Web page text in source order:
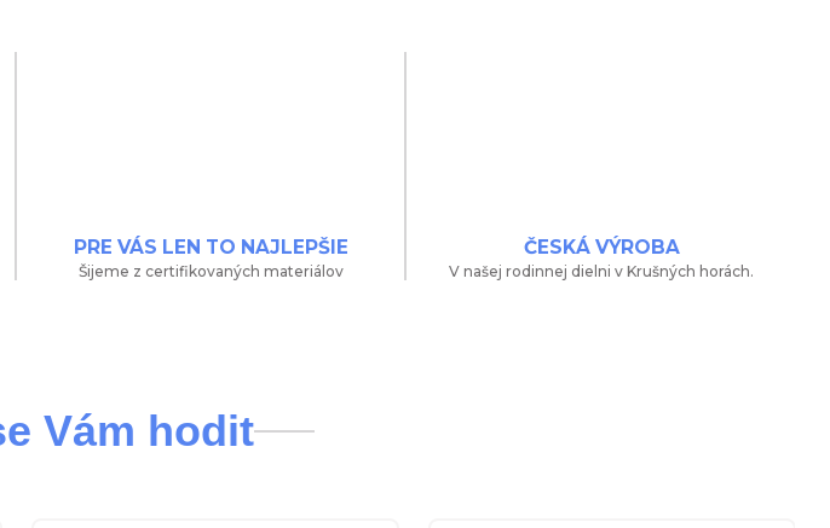
PRE VÁS LEN TO NAJLEPŠIE
Šijeme z certifikovaných materiálov
ČESKÁ VÝROBA
V našej rodinnej dielni v Krušných horách.
Vám hodit